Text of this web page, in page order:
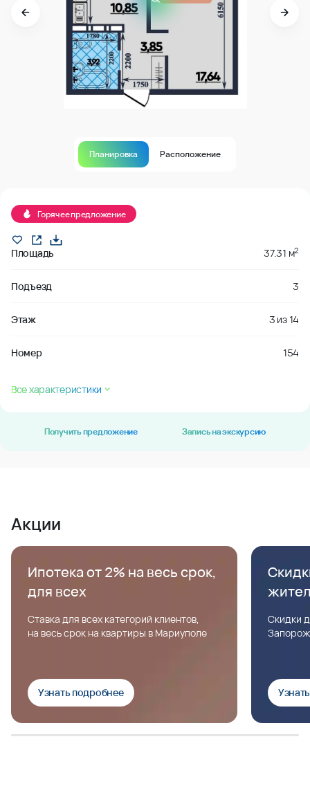
Планировка Расположение
Горячее предложение
Площадь 37.31 м2
Подъезд 3
Этаж 3 из14
Номер 154
Все характеристики
Получить предложение Запись на экскурсию
Акции
Ипотека от 2% на весь срок,
для всех
Ставка для всех категорий клиентов,
на весь срок на квартиры в Мариуполе
Узнать подробнее
Скидки